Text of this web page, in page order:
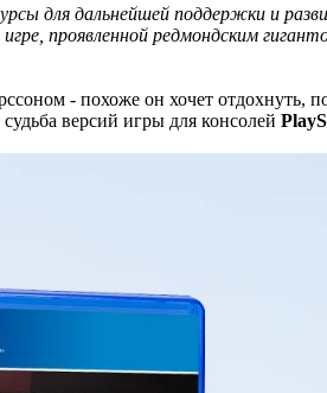
для дальнейшей поддержки и
проявленной редмондским
- похоже он хочет
версий игры для консолей